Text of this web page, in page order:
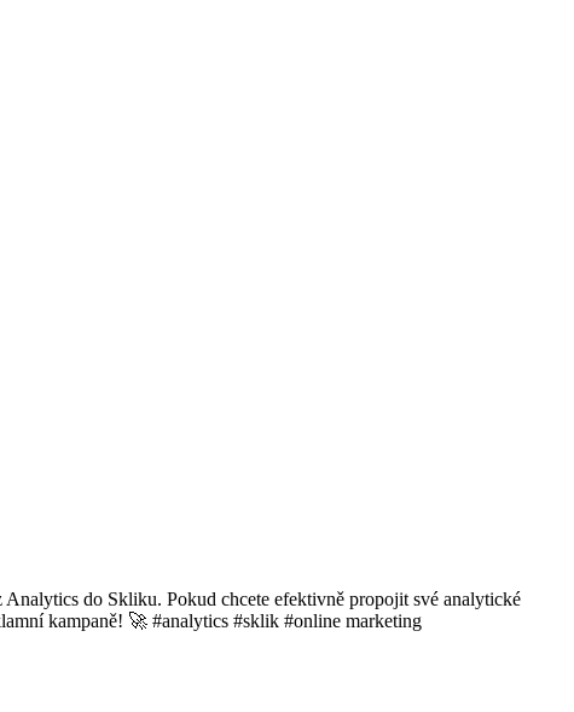
do Skliku. Pokud chcete efektivně propojit své analytické
kampaně! 🚀 #analytics #sklik #online marketing